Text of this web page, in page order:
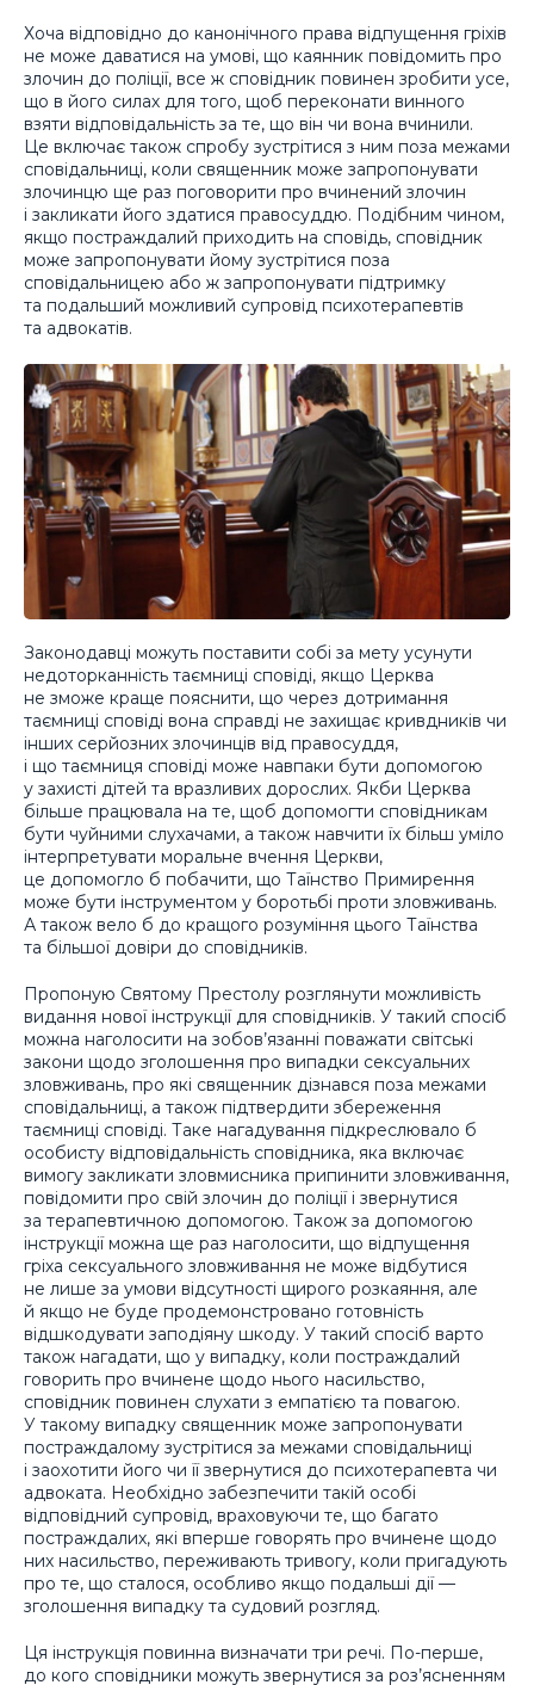
Хоча відповідно до канонічного права відпущення гріхів
не може даватися на умові, що каянник повідомить про
злочин до поліції, все ж сповідник повинен зробити усе,
що в його силах для того, щоб переконати винного
взяти відповідальність за те, що він чи вона вчинили.
Це включає також спробу зустрітися з ним поза межами
сповідальниці, коли священник може запропонувати
злочинцю ще раз поговорити про вчинений злочин
і закликати його здатися правосуддю. Подібним чином,
якщо постраждалий приходить на сповідь, сповідник
може запропонувати йому зустрітися поза
сповідальницею або ж запропонувати підтримку
та подальший можливий супровід психотерапевтів
та адвокатів.
Законодавці можуть поставити собі за мету усунути
недоторканність таємниці сповіді, якщо Церква
не зможе краще пояснити, що через дотримання
таємниці сповіді вона справді не захищає кривдників чи
інших серйозних злочинців від правосуддя,
і що таємниця сповіді може навпаки бути допомогою
у захисті дітей та вразливих дорослих. Якби Церква
більше працювала на те, щоб допомогти сповідникам
бути чуйними слухачами, а також навчити їх більш уміло
інтерпретувати моральне вчення Церкви,
це допомогло б побачити, що Таїнство Примирення
може бути інструментом у боротьбі проти зловживань.
А також вело б до кращого розуміння цього Таїнства
та більшої довіри до сповідників.
Пропоную Святому Престолу розглянути можливість
видання нової інструкції для сповідників. У такий спосіб
можна наголосити на зобов’язанні поважати світські
закони щодо зголошення про випадки сексуальних
зловживань, про які священник дізнався поза межами
сповідальниці, а також підтвердити збереження
таємниці сповіді. Таке нагадування підкреслювало б
особисту відповідальність сповідника, яка включає
вимогу закликати зловмисника припинити зловживання,
повідомити про свій злочин до поліції і звернутися
за терапевтичною допомогою. Також за допомогою
інструкції можна ще раз наголосити, що відпущення
гріха сексуального зловживання не може відбутися
не лише за умови відсутності щирого розкаяння, але
й якщо не буде продемонстровано готовність
відшкодувати заподіяну шкоду. У такий спосіб варто
також нагадати, що у випадку, коли постраждалий
говорить про вчинене щодо нього насильство,
сповідник повинен слухати з емпатією та повагою.
У такому випадку священник може запропонувати
постраждалому зустрітися за межами сповідальниці
і заохотити його чи її звернутися до психотерапевта чи
адвоката. Необхідно забезпечити такій особі
відповідний супровід, враховуючи те, що багато
постраждалих, які вперше говорять про вчинене щодо
них насильство, переживають тривогу, коли пригадують
про те, що сталося, особливо якщо подальші дії —
зголошення випадку та судовий розгляд.
Ця інструкція повинна визначати три речі. По-перше,
до кого сповідники можуть звернутися за роз’ясненням